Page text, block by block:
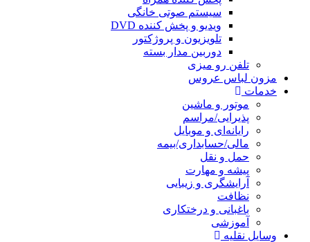
سیستم صوتی خانگی
ویدیو و پخش کننده DVD
تلویزیون و پروژکتور
دوربین مدار بسته
تلفن رو میزی
مزون لباس عروس
خدمات
موتور و ماشین
پذیرایی/مراسم
رایانه‌ای و موبایل
مالی/حسابداری/بیمه
حمل و نقل
پیشه و مهارت
آرایشگری و زیبایی
نظافت
باغبانی و درختکاری
آموزشی
وسایل نقلیه